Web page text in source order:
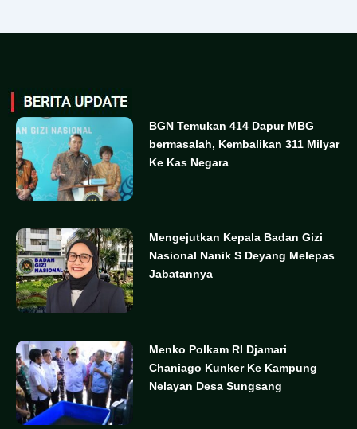
BGN Temukan 414 Dapur MBG
bermasalah, Kembalikan 311 Milyar
Ke Kas Negara
Mengejutkan Kepala Badan Gizi
Nasional Nanik S Deyang Melepas
Jabatannya
Menko Polkam RI Djamari
Chaniago Kunker Ke Kampung
Nelayan Desa Sungsang